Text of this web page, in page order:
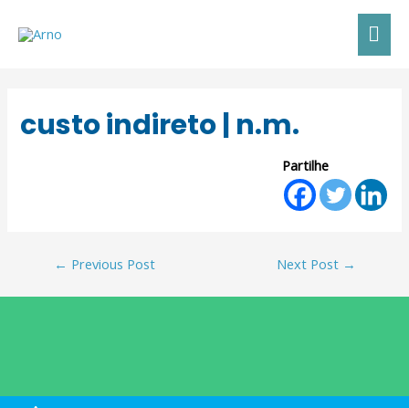
custo indireto | n.m.
Partilhe
← Previous Post Next Post →